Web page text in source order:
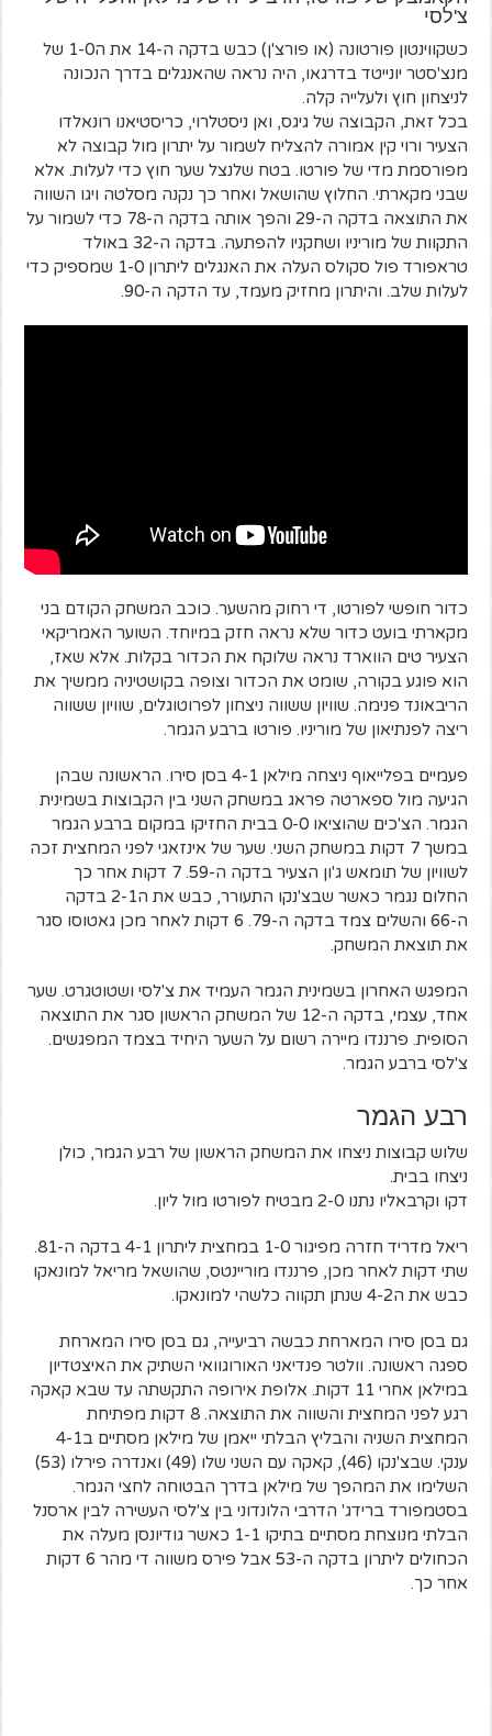
צ'לסי
כשקווינטון פורטונה (או פורצ'ן) כבש בדקה ה-14 את ה1-0 של
מנצ'סטר יונייטד בדרגאו, היה נראה שהאנגלים בדרך הנכונה
לניצחון חוץ ולעלייה קלה.
בכל זאת, הקבוצה של גיגס, ואן ניסטלרוי, כריסטיאנו רונאלדו
הצעיר ורוי קין אמורה להצליח לשמור על יתרון מול קבוצה לא
מפורסמת מדי של פורטו. בטח שלנצל שער חוץ כדי לעלות. אלא
שבני מקארתי. החלוץ שהושאל ואחר כך נקנה מסלטה ויגו השווה
את התוצאה בדקה ה-29 והפך אותה בדקה ה-78 כדי לשמור על
התקוות של מוריניו ושחקניו להפתעה. בדקה ה-32 באולד
טראפורד פול סקולס העלה את האנגלים ליתרון 1-0 שמספיק כדי
לעלות שלב. והיתרון מחזיק מעמד, עד הדקה ה-90.
כדור חופשי לפורטו, די רחוק מהשער. כוכב המשחק הקודם בני
מקארתי בועט כדור שלא נראה חזק במיוחד. השוער האמריקאי
הצעיר טים הווארד נראה שלוקח את הכדור בקלות. אלא שאז,
הוא פוגע בקורה, שומט את הכדור וצופה בקושטיניה ממשיך את
הריבאונד פנימה. שוויון ששווה ניצחון לפרוטוגלים, שוויון ששווה
ריצה לפנתיאון של מוריניו. פורטו ברבע הגמר.
פעמיים בפלייאוף ניצחה מילאן 4-1 בסן סירו. הראשונה שבהן
הגיעה מול ספארטה פראג במשחק השני בין הקבוצות בשמינית
הגמר. הצ'כים שהוציאו 0-0 בבית החזיקו במקום ברבע הגמר
במשך 7 דקות במשחק השני. שער של אינזאגי לפני המחצית זכה
לשוויון של תומאש ג'ון הצעיר בדקה ה-59. 7 דקות אחר כך
החלום נגמר כאשר שבצ'נקו התעורר, כבש את ה2-1 בדקה
ה-66 והשלים צמד בדקה ה-79. 6 דקות לאחר מכן גאטוסו סגר
את תוצאת המשחק.
המפגש האחרון בשמינית הגמר העמיד את צ'לסי ושטוטגרט. שער
אחד, עצמי, בדקה ה-12 של המשחק הראשון סגר את התוצאה
הסופית. פרננדו מיירה רשום על השער היחיד בצמד המפגשים.
צ'לסי ברבע הגמר.
רבע הגמר
שלוש קבוצות ניצחו את המשחק הראשון של רבע הגמר, כולן
ניצחו בבית.
דקו וקרבאליו נתנו 2-0 מבטיח לפורטו מול ליון.
ריאל מדריד חזרה מפיגור 1-0 במחצית ליתרון 4-1 בדקה ה-81.
שתי דקות לאחר מכן, פרננדו מוריינטס, שהושאל מריאל למונאקו
כבש את ה4-2 שנתן תקווה כלשהי למונאקו.
גם בסן סירו המארחת כבשה רביעייה, גם בסן סירו המארחת
ספגה ראשונה. וולטר פנדיאני האורוגוואי השתיק את האיצטדיון
במילאן אחרי 11 דקות. אלופת אירופה התקשתה עד שבא קאקה
רגע לפני המחצית והשווה את התוצאה. 8 דקות מפתיחת
המחצית השניה והבליץ הבלתי ייאמן של מילאן מסתיים ב4-1
ענקי. שבצ'נקו (46), קאקה עם השני שלו (49) ואנדרה פירלו (53)
השלימו את המהפך של מילאן בדרך הבטוחה לחצי הגמר.
בסטמפורד ברידג' הדרבי הלונדוני בין צ'לסי העשירה לבין ארסנל
הבלתי מנוצחת מסתיים בתיקו 1-1 כאשר גודיונסן מעלה את
הכחולים ליתרון בדקה ה-53 אבל פירס משווה די מהר 6 דקות
אחר כך.